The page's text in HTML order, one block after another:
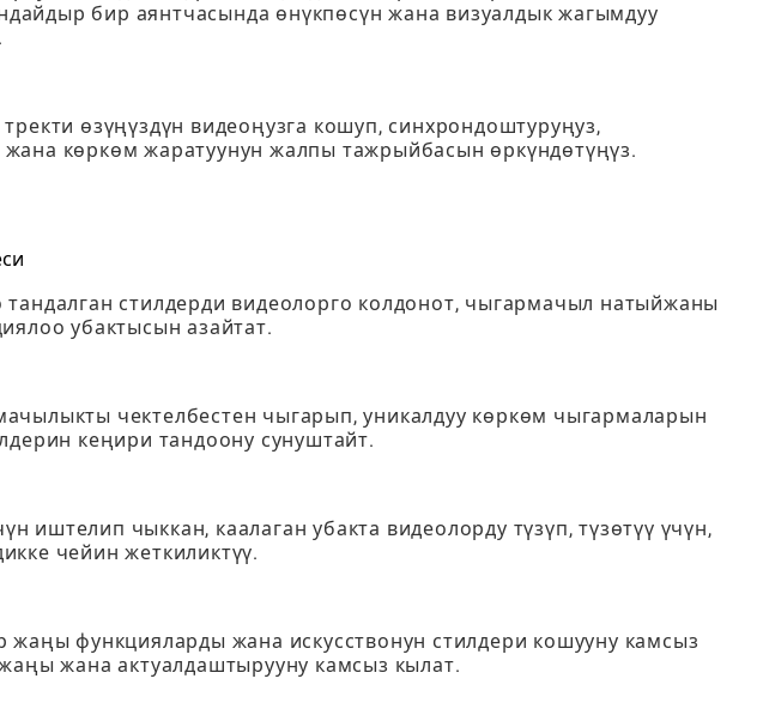
бир аянтчасында өнүкпөсүн жана визуалдык жагымдуу
өзүңүздүн видеоңузга кошуп, синхрондоштуруңуз,
көркөм жаратуунун жалпы тажрыйбасын өркүндөтүңүз.
тандалган стилдерди видеолорго колдонот, чыгармачыл натыйжаны
убактысын азайтат.
чектелбестен чыгарып, уникалдуу көркөм чыгармаларын
кеңири тандоону сунуштайт.
иштелип чыккан, каалаган убакта видеолорду түзүп, түзөтүү үчүн,
чейин жеткиликтүү.
жаңы функцияларды жана искусствонун стилдери кошууну камсыз
жана актуалдаштырууну камсыз кылат.